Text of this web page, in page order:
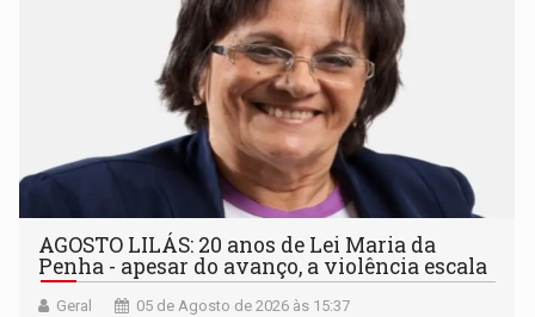
AGOSTO LILÁS: 20 anos de Lei Maria da
Penha - apesar do avanço, a violência escala
Geral 05 de Agosto de 2026 às 15:37